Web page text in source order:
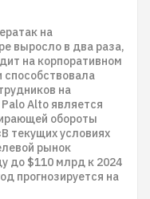
на
выросло в два раза,
на корпоративном
способствовала
на
Alto является
обороты
текущих условиях
рынок
до $110 млрд к 2024
прогнозируется на